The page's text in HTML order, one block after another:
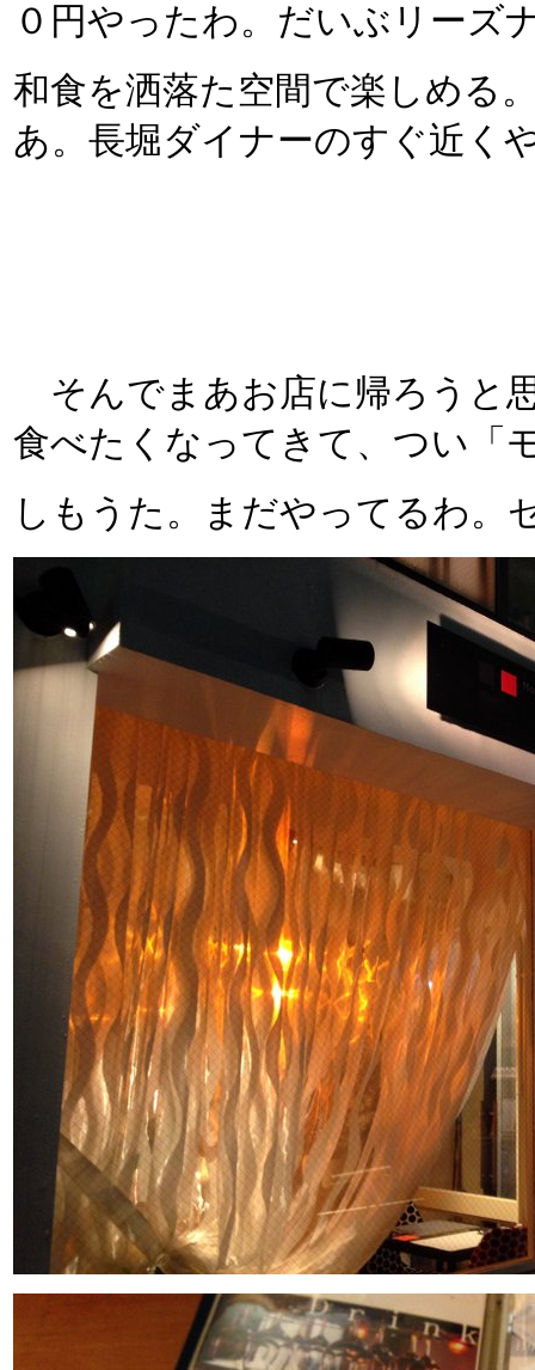
０円やったわ。だいぶリーズ
和食を洒落た空間で楽しめる
あ。長堀ダイナーのすぐ近く
そんでまあお店に帰ろうと
食べたくなってきて、つい
しもうた。まだやってるわ。